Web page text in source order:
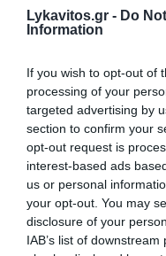
Lykavitos.gr - Do
Information
If you wish to opt-out of
processing of your
targeted advertising by
section to confirm your
opt-out request is
interest-based ads
us or personal
your opt-out. You may
disclosure of your
IAB’s list of
Στο τραπέζι